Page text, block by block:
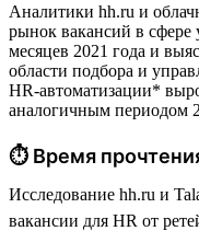
Аналитики hh.ru и
рынок вакансий в сфере
месяцев 2021 года и
области подбора и
HR-автоматизации*
аналогичным периодом
⏱ Время
Исследование hh.ru и
вакансии для HR от